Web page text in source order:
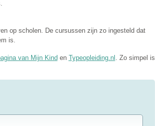
op scholen. De cursussen zijn zo ingesteld dat
is.
van Mijn Kinden Typeopleiding.nl . Zo simpel is